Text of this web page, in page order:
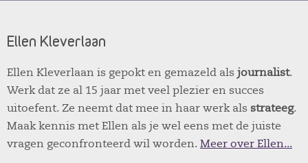
Ellen Kleverlaan
Ellen Kleverlaan is gepokt en gemazeld als journalist.
Werk dat ze al 15 jaar met veel plezier en succes
uitoefent. Ze neemt dat mee in haar werk als strateeg.
Maak kennis met Ellen als je wel eens met de juiste
vragen geconfronteerd wil worden. Meer over Ellen...